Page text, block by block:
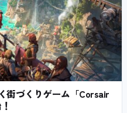
街づくりゲーム「Corsair